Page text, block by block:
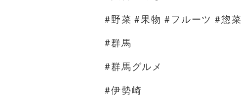
#野菜 #果物 #フルーツ #惣菜
#群馬
#群馬グルメ
#伊勢崎